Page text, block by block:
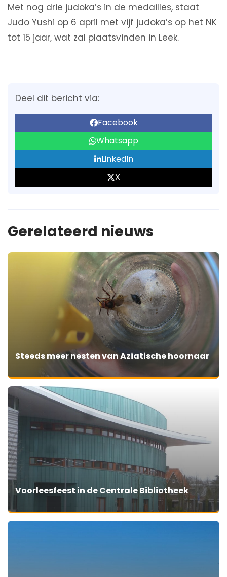
Met nog drie judoka’s in de medailles, staat
Judo Yushi op 6 april met vijf judoka’s op het NK
tot 15 jaar, wat zal plaatsvinden in Leek.
Deel dit bericht via:
Facebook
Whatsapp
LinkedIn
X
Gerelateerd nieuws
Steeds meer nesten van Aziatische hoornaar
Voorleesfeest in de Centrale Bibliotheek